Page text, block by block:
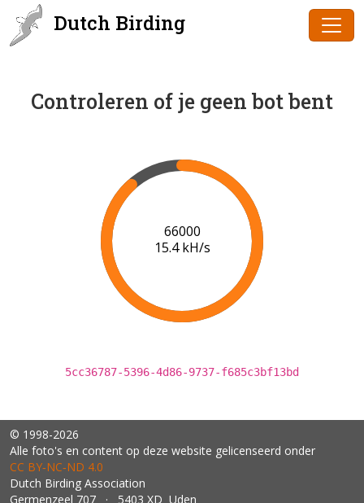
Dutch Birding
Controleren of je geen bot bent
68000
15.5 kH/s
5cc36787-5396-4d86-9737-f685c3bf13bd
© 1998-2026
Alle foto's en content op deze website gelicenseerd onder
CC BY‑NC‑ND 4.0
Dutch Birding Association
Germenzeel 707 · 5403 XD Uden